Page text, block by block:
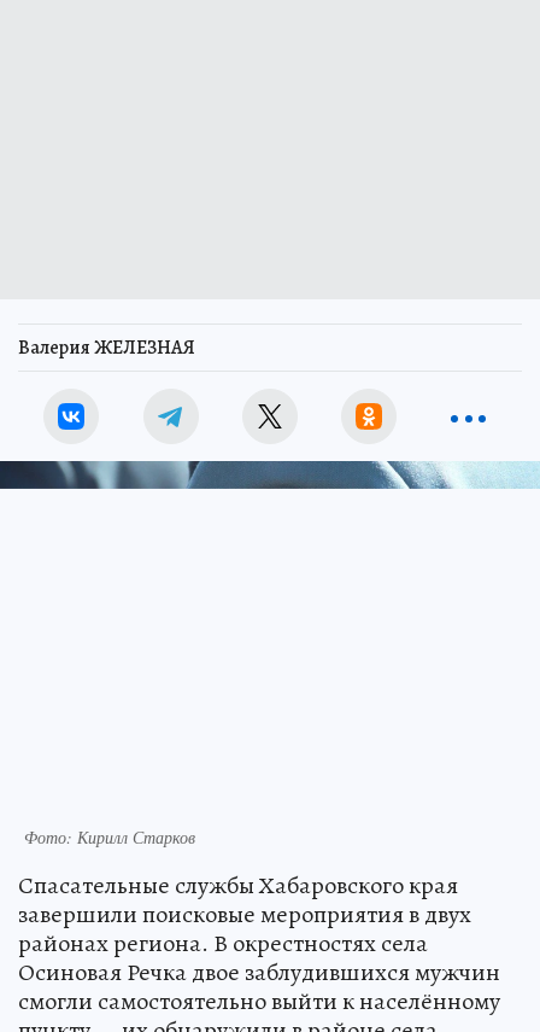
Валерия ЖЕЛЕЗНАЯ
Фото: Кирилл Старков
Спасательные службы Хабаровского края
завершили поисковые мероприятия в двух
районах региона. В окрестностях села
Осиновая Речка двое заблудившихся мужчин
смогли самостоятельно выйти к населённому